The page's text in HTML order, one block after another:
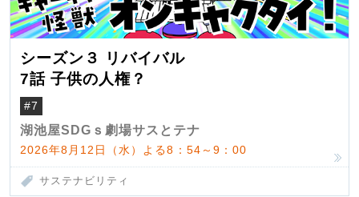
シーズン３ リバイバル
7話 子供の人権？
#7
湖池屋SDGｓ劇場サスとテナ
2026年8月12日（水）よる8：54～9：00
サステナビリティ